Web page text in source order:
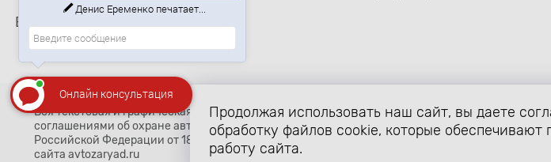
Возврат товара
Вся текстовая и графическая информация, структура и оформление страницы
соглашениями об охране авторских прав и интеллектуальной собственности (статьи 1259 и
Российской Федерации от 18 декабря 2006 года N 230-ФЗ). Использование любых
сайта avtozaryad.ru
Продолжая использовать наш сайт, вы даете
обработку файлов cookie, которые обеспечивают
работу сайта.
Онлайн консультация
Ищете определенный товар?